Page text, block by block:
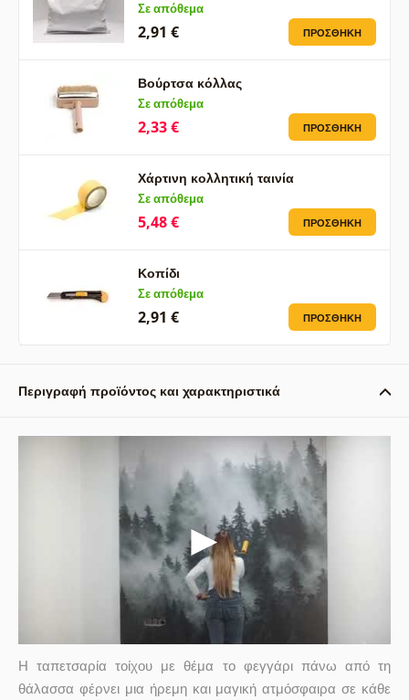
Σε απόθεμα
2,91 € ΠΡΟΣΘΉΚΗ
Βούρτσα κόλλας
Σε απόθεμα
2,33 € ΠΡΟΣΘΉΚΗ
Χάρτινη κολλητική ταινία
Σε απόθεμα
5,48 € ΠΡΟΣΘΉΚΗ
Κοπίδι
Σε απόθεμα
2,91 € ΠΡΟΣΘΉΚΗ
Περιγραφή προϊόντος και χαρακτηριστικά
Η ταπετσαρία τοίχου με θέμα το φεγγάρι πάνω από τη
θάλασσα φέρνει μια ήρεμη και μαγική ατμόσφαιρα σε κάθε